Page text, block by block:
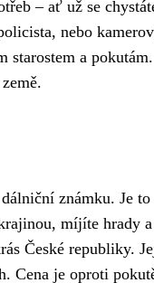
– ať už se
nebo
starostem a
známku. Je
míjíte hrady
České republiky.
Cena je oproti